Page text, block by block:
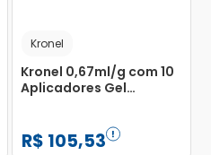
Kronel
Kronel 0,67ml/g com 10
Aplicadores Gel
R$ 105,53